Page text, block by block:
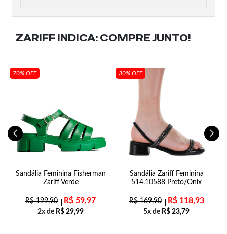
ZARIFF INDICA: COMPRE JUNTO!
70% OFF
Sandália Feminina Fisherman
Zariff Verde
R$199,90 R$ 59,97
2x de R$ 29,99
30% OFF
Sandália Zariff Feminina
514.10588 Preto/Onix
R$169,90 R$118,93
5x de R$ 23,79